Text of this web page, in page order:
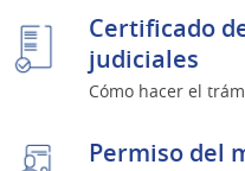
Certificado
judiciales
Cómo hacer el
Permiso del